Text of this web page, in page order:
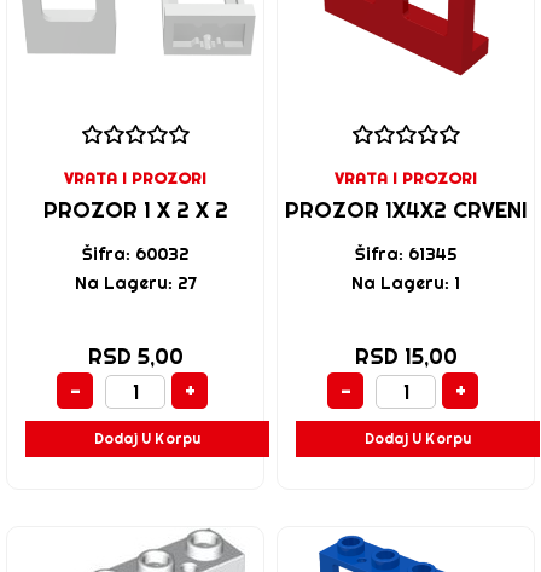
VRATA I PROZORI
PROZOR 1 X 2 X 2
Šifra: 60032
Na Lageru: 27
RSD 5,00
-
+
Dodaj U Korpu
VRATA I PROZORI
PROZOR 1X4X2 CRVENI
Šifra: 61345
Na Lageru: 1
RSD 15,00
-
+
Dodaj U Korpu